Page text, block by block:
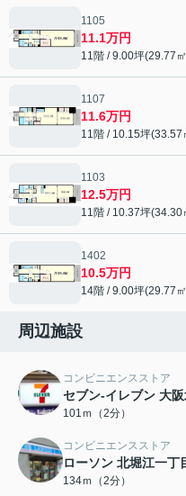
1105
11.1万円
11階 / 9.00坪(29.77
1107
11.6万円
11階 / 10.15坪(33.57
1103
12.5万円
11階 / 10.37坪(34.30
1402
10.5万円
14階 / 9.00坪(29.77
周辺施設
コンビニエンスストア
セブン-イレブン 大
101ｍ（2分）
コンビニエンスストア
ローソン 北堀江一丁
134ｍ（2分）